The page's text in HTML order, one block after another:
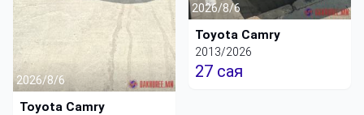
2026/8/6
Toyota Camry
2026/8/6
Toyota Camry
2013/2026
27 сая